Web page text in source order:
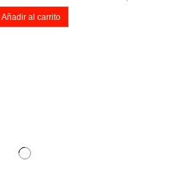
Añadir al carrito